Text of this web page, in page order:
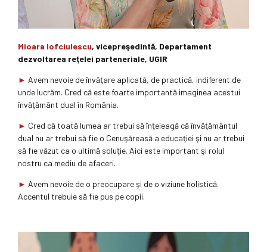
Mioara Iofciulescu, vicepreşedintă, Departament
dezvoltarea reţelei parteneriale, UGIR
► Avem nevoie de învăţare aplicată, de practică, indiferent de
unde lucrăm. Cred că este foarte importantă imaginea acestui
învăţământ dual în România.
► Cred că toată lumea ar trebui să înţeleagă că învăţământul
dual nu ar trebui să fie o Cenuşăreasă a educaţiei şi nu ar trebui
să fie văzut ca o ultimă soluţie. Aici este important şi rolul
nostru ca mediu de afaceri.
► Avem nevoie de o preocupare şi de o viziune holistică.
Accentul trebuie să fie pus pe copii.